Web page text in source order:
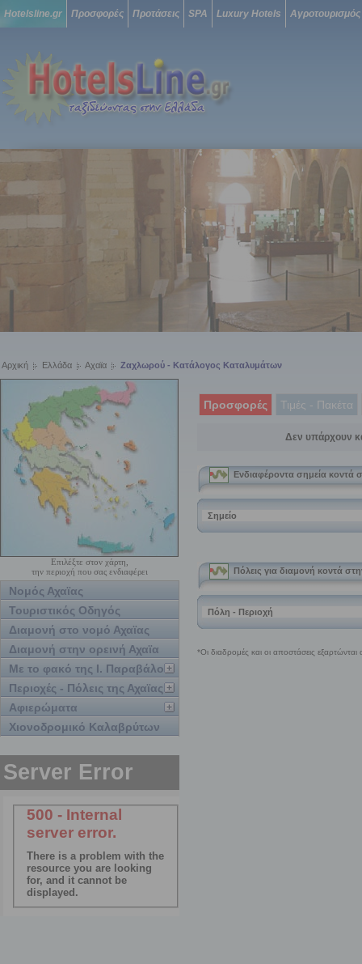
Hotelsline.gr Προσφορές Προτάσεις SPA Luxury Hotels Αγροτουρισμός
Αρχική Ελλάδα Αχαϊα Ζαχλωρού - Κατάλογος Καταλυμάτων
Επιλέξτε στον χάρτη,
την περιοχή που σας ενδιαφέρει
Νομός Αχαϊας
Τουριστικός Οδηγός
Διαμονή στο νομό Αχαϊας
Διαμονή στην ορεινή Αχαϊα
Με το φακό της Ι. Παραβάλου
Περιοχές - Πόλεις της Αχαϊας
Αφιερώματα
Χιονοδρομικό Καλαβρύτων
Προσφορές Τιμές - Πακέτα
Δεν υπάρχουν